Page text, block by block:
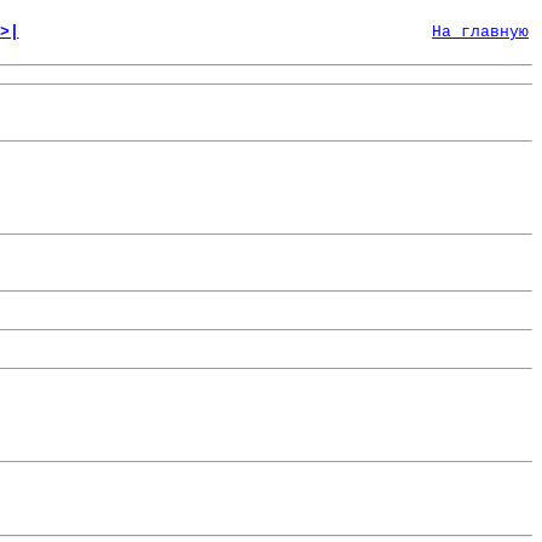
На главную